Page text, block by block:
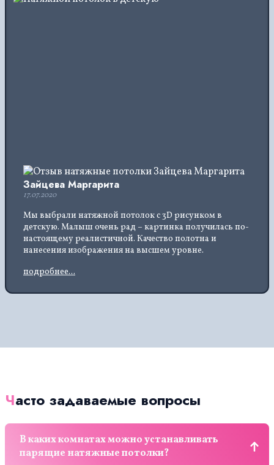
Зайцева Маргарита
17.07.2020
Мы выбрали натяжной потолок с 3D рисунком в
детскую. Малыш очень рад – картинка получилась по-
настоящему реалистичной. Качество полотна и
нанесения изображения на высшем уровне.
подробнее...
Часто задаваемые вопросы
В каких комнатах можно устанавливать
парящие натяжные потолки?